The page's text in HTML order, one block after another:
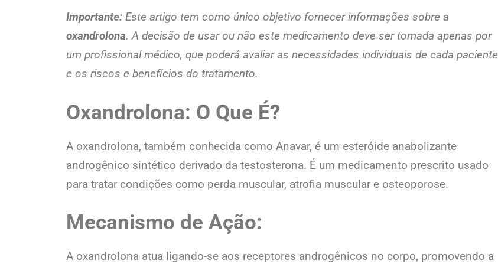
Importante: Este artigo tem como único objetivo fornecer informações sobre a
oxandrolona. A decisão de usar ou não este medicamento deve ser tomada apenas por
um profissional médico, que poderá avaliar as necessidades individuais de cada paciente
e os riscos e benefícios do tratamento.
Oxandrolona: O Que É?
A oxandrolona, também conhecida como Anavar, é um esteróide anabolizante
androgênico sintético derivado da testosterona. É um medicamento prescrito usado
para tratar condições como perda muscular, atrofia muscular e osteoporose.
Mecanismo de Ação:
A oxandrolona atua ligando-se aos receptores androgênicos no corpo, promovendo a